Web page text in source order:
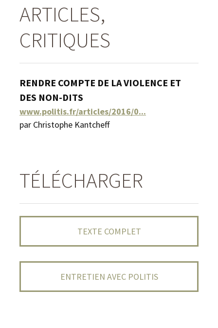
ARTICLES,
CRITIQUES
RENDRE COMPTE DE LA VIOLENCE ET
DES NON-DITS
www.politis.fr/articles/2016/0...
par Christophe Kantcheff
TÉLÉCHARGER
TEXTE COMPLET
ENTRETIEN AVEC POLITIS